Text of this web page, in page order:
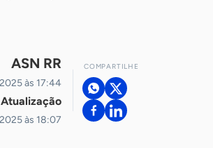
ASN RR
às 17:44
Atualização
às 18:07
COMPARTILHE